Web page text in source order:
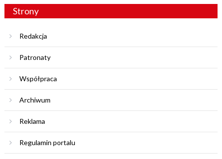
Strony
Redakcja
Patronaty
Współpraca
Archiwum
Reklama
Regulamin portalu